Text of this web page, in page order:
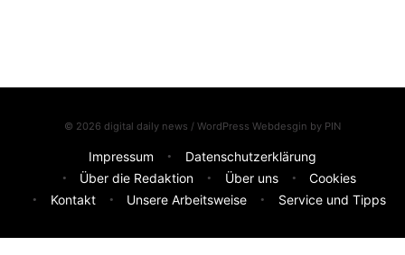
© 2026 digital daily news / WordPress Webdesgin by PIN
Impressum
Datenschutzerklärung
Über die Redaktion
Über uns
Cookies
Kontakt
Unsere Arbeitsweise Service und Tipps